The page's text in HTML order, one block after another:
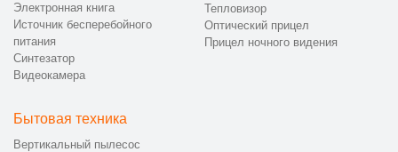
Электронная книга
Источник бесперебойного
питания
Синтезатор
Видеокамера
Тепловизор
Оптический прицел
Прицел ночного видения
Бытовая техника
Вертикальный пылесос